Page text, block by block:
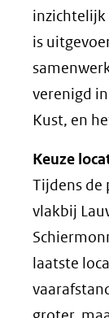
inzichtelijk
is
verenigd
Kust, en
Keuze
Tijdens de
vlakbij
laatste